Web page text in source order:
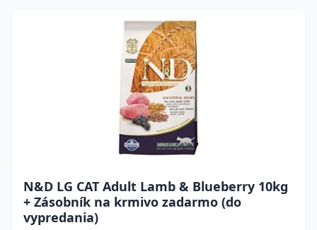
N&D LG CAT Adult Lamb & Blueberry 10kg
+ Zásobník na krmivo zadarmo (do
vypredania)